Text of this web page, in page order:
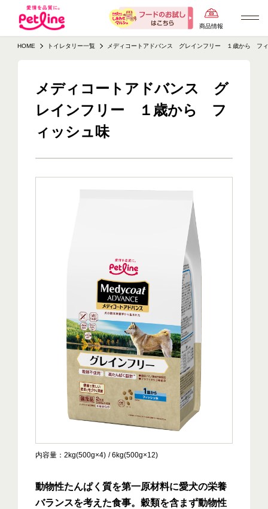
商品情報
HOME トイレタリー一覧 メディコートアドバンス グレインフリー １歳から フ
メディコートアドバンス グ
レインフリー １歳から フ
ィッシュ味
内容量 2kg(500g×4) 6kg(500g×12)
動物性たんぱく質を第一原材料に愛犬の栄養
バランスを考えた食事。穀類を含まず動物性